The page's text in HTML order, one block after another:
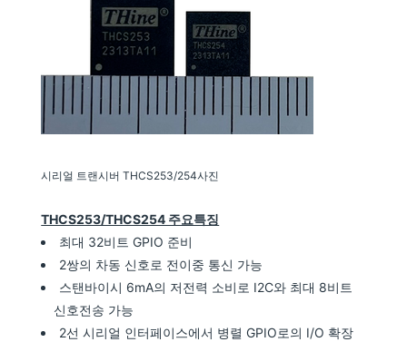
시리얼 트랜시버 THCS253/254사진
THCS253/THCS254 주요특징
최대 32비트 GPIO 준비
2쌍의 차동 신호로 전이중 통신 가능
스탠바이시 6mA의 저전력 소비로 I2C와 최대 8비트
신호전송 가능
2선 시리얼 인터페이스에서 병렬 GPIO로의 I/O 확장